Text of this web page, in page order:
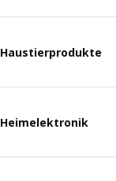
Haustierprodukte
Heimelektronik